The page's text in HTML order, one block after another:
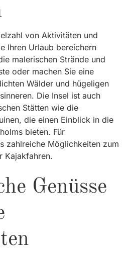
von Aktivitäten und
Ihren Urlaub bereichern
malerischen Strände und
oder machen Sie eine
Wälder und hügeligen
Die Insel ist auch
Stätten wie die
die einen Einblick in die
bieten. Für
zahlreiche Möglichkeiten zum
Kajakfahren.
Genüsse